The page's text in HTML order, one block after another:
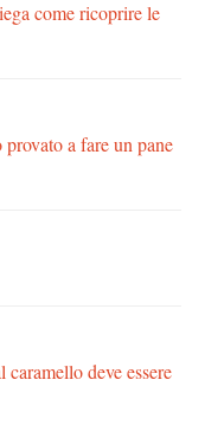
come ricoprire le
a fare un pane
deve essere